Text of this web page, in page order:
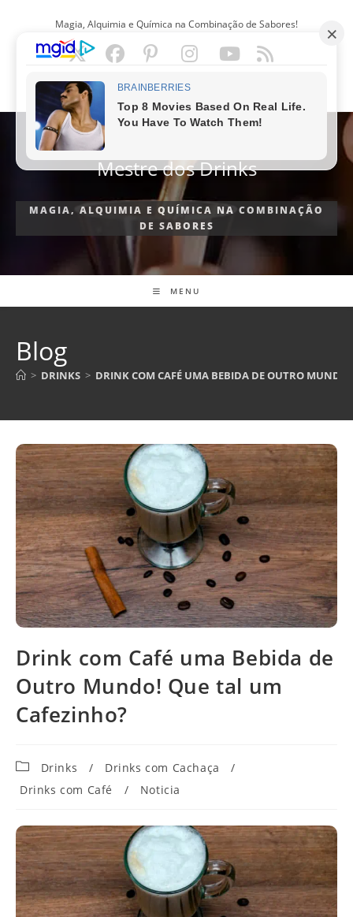
Magia, Alquimia e Química na Combinação de Sabores!
PORTUGUÊS
Mestre dos Drinks
MAGIA, ALQUIMIA E QUÍMICA NA COMBINAÇÃO
DE SABORES
MENU
Blog
> DRINKS > DRINK COM CAFÉ UMA BEBIDA DE OUTRO
Drink com Café uma Bebida de
Outro Mundo! Que tal um
Cafezinho?
Categoria
post:
Drinks / Drinks com Cachaça
/
Drinks com Café
/ Noticia